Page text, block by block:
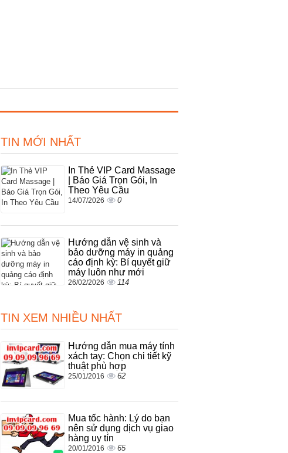
TIN MỚI NHẤT
In Thẻ VIP Card Massage
| Báo Giá Trọn Gói, In
Theo Yêu Cầu
14/07/2026 0
Hướng dẫn vệ sinh và
bảo dưỡng máy in quảng
cáo định kỳ: Bí quyết giữ
máy luôn như mới
26/02/2026 114
TIN XEM NHIỀU NHẤT
Hướng dẫn mua máy tính
xách tay: Chọn chi tiết kỹ
thuật phù hợp
25/01/2016 62
Mua tốc hành: Lý do bạn
nên sử dụng dịch vụ giao
hàng uy tín
20/01/2016 65